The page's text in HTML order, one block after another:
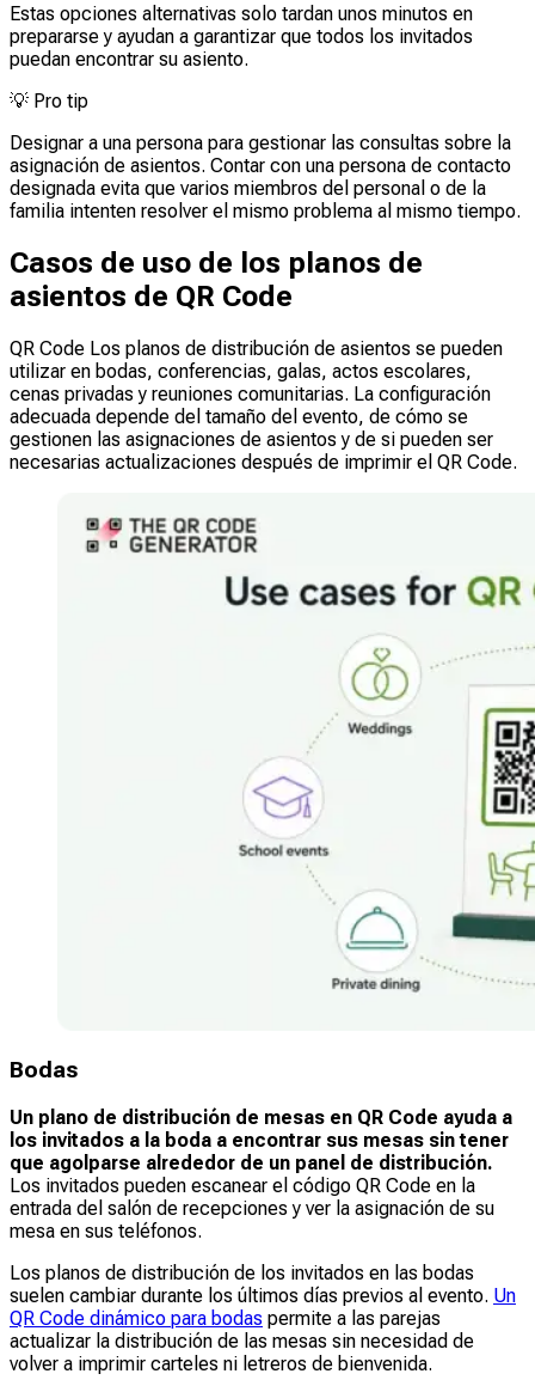
Estas opciones alternativas solo tardan unos minutos en
prepararse y ayudan a garantizar que todos los invitados
puedan encontrar su asiento.
💡 Pro tip
Designar a una persona para gestionar las consultas sobre la
asignación de asientos. Contar con una persona de contacto
designada evita que varios miembros del personal o de la
familia intenten resolver el mismo problema al mismo tiempo.
Casos de uso de los planos de
asientos de QR Code
QR Code Los planos de distribución de asientos se pueden
utilizar en bodas, conferencias, galas, actos escolares,
cenas privadas y reuniones comunitarias. La configuración
adecuada depende del tamaño del evento, de cómo se
gestionen las asignaciones de asientos y de si pueden ser
necesarias actualizaciones después de imprimir el QR Code.
Bodas
Un plano de distribución de mesas en QR Code ayuda a
los invitados a la boda a encontrar sus mesas sin tener
que agolparse alrededor de un panel de distribución.
Los invitados pueden escanear el código QR Code en la
entrada del salón de recepciones y ver la asignación de su
mesa en sus teléfonos.
Los planos de distribución de los invitados en las bodas
suelen cambiar durante los últimos días previos al evento. Un
QR Code dinámico para bodas permite a las parejas
actualizar la distribución de las mesas sin necesidad de
volver a imprimir carteles ni letreros de bienvenida.